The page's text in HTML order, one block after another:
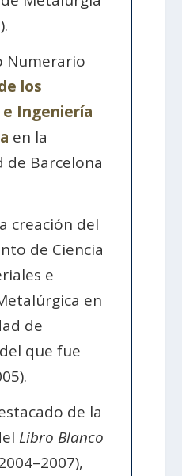
Numerario
los
Ingeniería
en la
de Barcelona
creación del
de Ciencia
e
en
de
que fue
de la
Libro Blanco